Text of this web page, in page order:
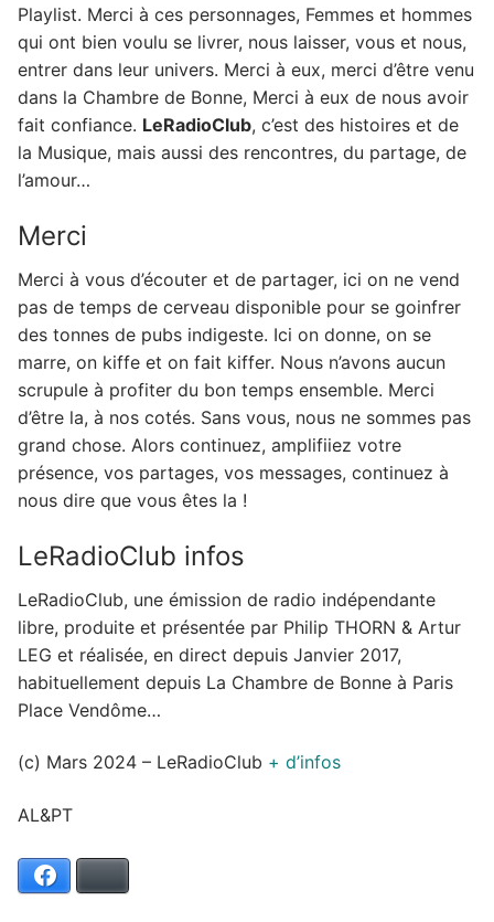
Playlist. Merci à ces personnages, Femmes et hommes
qui ont bien voulu se livrer, nous laisser, vous et nous,
entrer dans leur univers. Merci à eux, merci d’être venu
dans la Chambre de Bonne, Merci à eux de nous avoir
fait confiance. LeRadioClub, c’est des histoires et de
la Musique, mais aussi des rencontres, du partage, de
l’amour…
Merci
Merci à vous d’écouter et de partager, ici on ne vend
pas de temps de cerveau disponible pour se goinfrer
des tonnes de pubs indigeste. Ici on donne, on se
marre, on kiffe et on fait kiffer. Nous n’avons aucun
scrupule à profiter du bon temps ensemble. Merci
d’être la, à nos cotés. Sans vous, nous ne sommes pas
grand chose. Alors continuez, amplifiiez votre
présence, vos partages, vos messages, continuez à
nous dire que vous êtes la !
LeRadioClub infos
LeRadioClub, une émission de radio indépendante
libre, produite et présentée par Philip THORN & Artur
LEG et réalisée, en direct depuis Janvier 2017,
habituellement depuis La Chambre de Bonne à Paris
Place Vendôme…
(c) Mars 2024 – LeRadioClub + d’infos
AL&PT